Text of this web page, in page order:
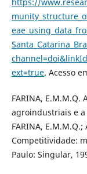
ext=true. Acesso
FARINA,
agroindustriais e a
FARINA, E.M.M.Q.;
Competitividade:
Paulo: Singular,